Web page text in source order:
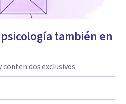
también en
contenidos exclusivos